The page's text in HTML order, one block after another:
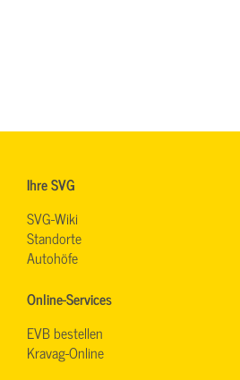
Ihre SVG
SVG-Wiki
Standorte
Autohöfe
Online-Services
EVB bestellen
Kravag-Online